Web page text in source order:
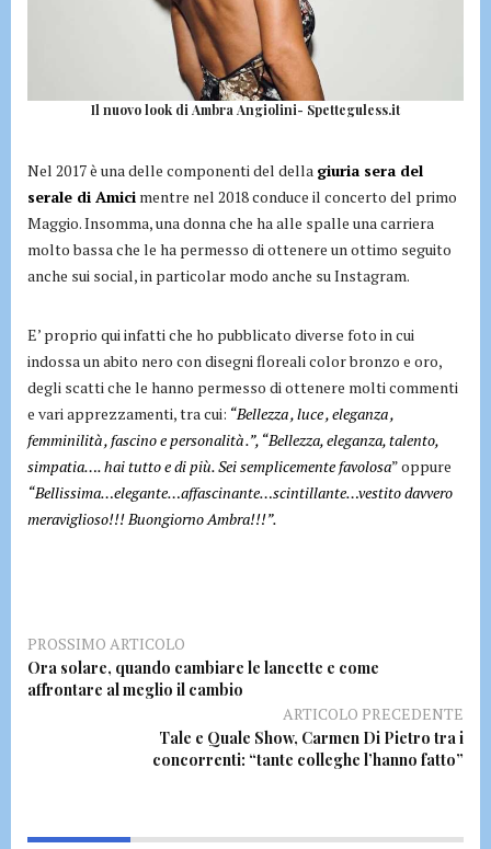
Il nuovo look di Ambra Angiolini- Spetteguless.it
Nel 2017 è una delle componenti del della giuria sera del
serale di Amici mentre nel 2018 conduce il concerto del primo
Maggio. Insomma, una donna che ha alle spalle una carriera
molto bassa che le ha permesso di ottenere un ottimo seguito
anche sui social, in particolar modo anche su Instagram.
E’ proprio qui infatti che ho pubblicato diverse foto in cui
indossa un abito nero con disegni floreali color bronzo e oro,
degli scatti che le hanno permesso di ottenere molti commenti
e vari apprezzamenti, tra cui: “Bellezza , luce , eleganza ,
femminilità , fascino e personalità .”, “Bellezza, eleganza, talento,
simpatia…. hai tutto e di più. Sei semplicemente favolosa” oppure
“Bellissima…elegante…affascinante…scintillante…vestito davvero
meraviglioso!!! Buongiorno Ambra!!!”.
PROSSIMO ARTICOLO
Ora solare, quando cambiare le lancette e come
affrontare al meglio il cambio
ARTICOLO PRECEDENTE
Tale e Quale Show, Carmen Di Pietro tra i
concorrenti: “tante colleghe l’hanno fatto”